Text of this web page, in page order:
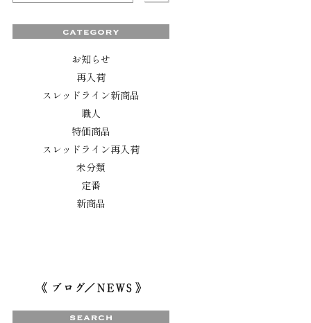
お知らせ
再入荷
スレッドライン新商品
職人
特価商品
スレッドライン再入荷
未分類
定番
新商品